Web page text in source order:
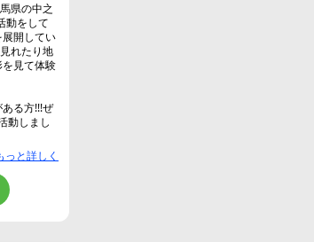
県の中之
動をして
開してい
れたり地
を見て体験
る方!!!ぜ
動しまし
っと詳しく